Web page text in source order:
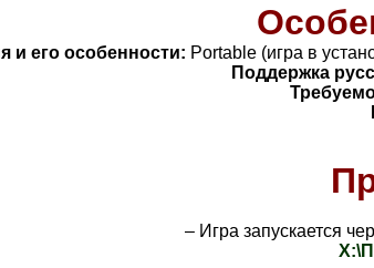
и его особенности: Portable (игра в
Поддержка
– Игра запускается